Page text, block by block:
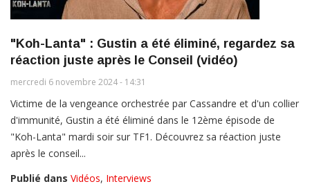
"Koh-Lanta" : Gustin a été éliminé, regardez sa
réaction juste après le Conseil (vidéo)
mercredi 6 novembre 2024 - 14:31
Victime de la vengeance orchestrée par Cassandre et d'un collier
d'immunité, Gustin a été éliminé dans le 12ème épisode de
"Koh-Lanta" mardi soir sur TF1. Découvrez sa réaction juste
après le conseil...
Publié dans Vidéos, Interviews